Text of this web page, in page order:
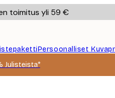
toimitus yli 59 €
Persoonalliset
Julisteista*